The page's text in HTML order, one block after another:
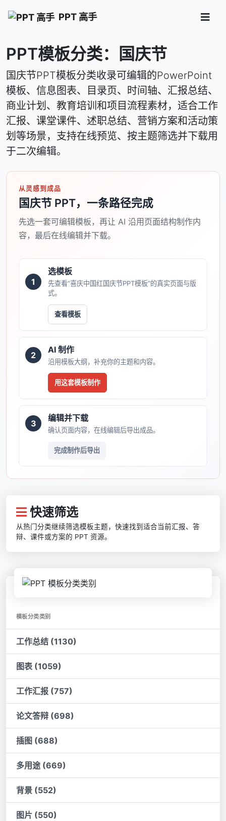
PPT 高手
PPT模板分类：国庆节
国庆节PPT模板分类收录可编辑的PowerPoint
模板、信息图表、目录页、时间轴、汇报总结、
商业计划、教育培训和项目流程素材，适合工作
汇报、课堂课件、述职总结、营销方案和活动策
划等场景，支持在线预览、按主题筛选并下载用
于二次编辑。
从灵感到成品
国庆节 PPT，一条路径完成
先选一套可编辑模板，再让 AI 沿用页面结构制作内
容，最后在线编辑并下载。
1
选模板
先查看“喜庆中国红国庆节PPT模板”的真实页面与版
式。
查看模板
2
AI 制作
沿用模板大纲，补充你的主题和内容。
用这套模板制作
3
编辑并下载
确认页面内容，在线编辑后导出成品。
完成制作后导出
快速筛选
从热门分类继续筛选模板主题，快速找到适合当前汇报、答
辩、课件或方案的 PPT 资源。
模板分类类别
工作总结 (1130)
图表 (1059)
工作汇报 (757)
论文答辩 (698)
插图 (688)
多用途 (669)
背景 (552)
图片 (550)